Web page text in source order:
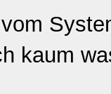
kaum